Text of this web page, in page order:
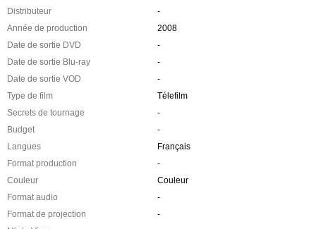
Distributeur
-
Année de production
2008
Date de sortie DVD
-
Date de sortie Blu-ray
-
Date de sortie VOD
-
Type de film
Télefilm
Secrets de tournage
-
Budget
-
Langues
Français
Format production
-
Couleur
Couleur
Format audio
-
Format de projection
-